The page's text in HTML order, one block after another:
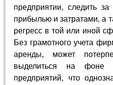
предприятии, следить
прибылью и затратами, а
регресс в той или иной
Без грамотного учета
аренды, может
выделиться на фоне
предприятий, что